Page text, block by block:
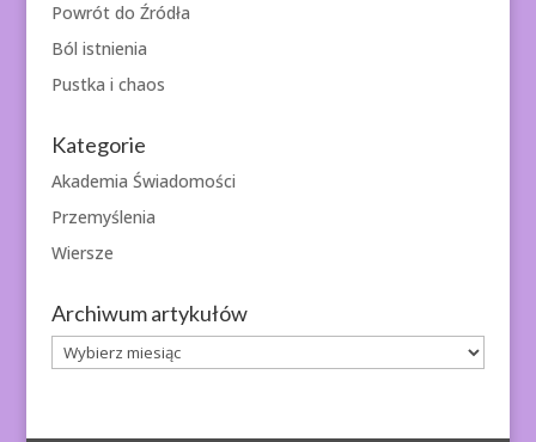
Powrót do Źródła
Ból istnienia
Pustka i chaos
Kategorie
Akademia Świadomości
Przemyślenia
Wiersze
Archiwum artykułów
Archiwum
artykułów